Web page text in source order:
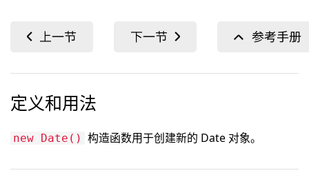
定义和用法
new Date() 构造函数用于创建新的 Date 对象。